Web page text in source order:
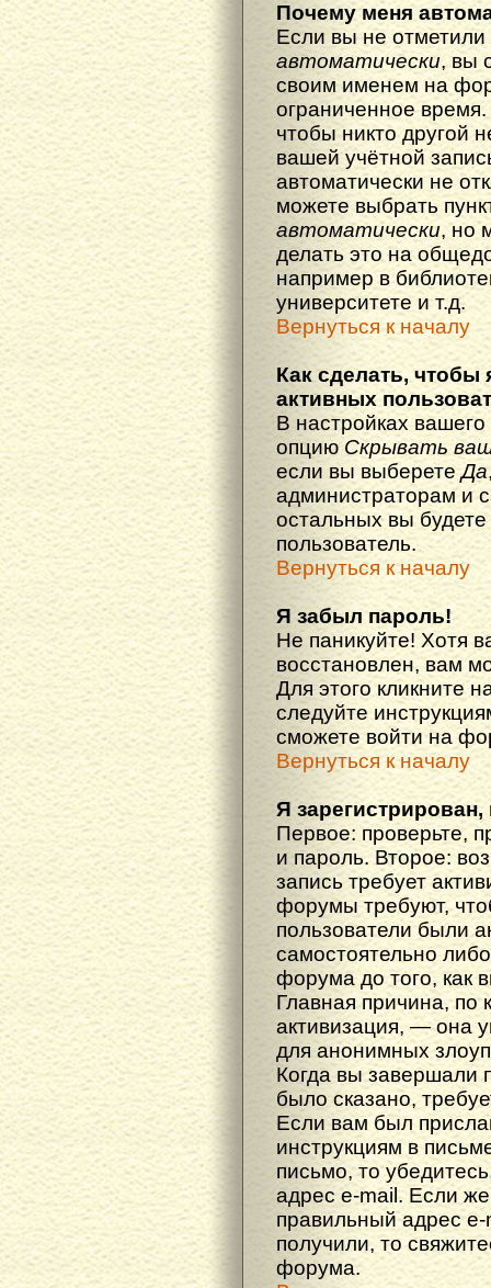
Почему меня
Если вы не отметили
автоматически, вы
своим именем на
ограниченное
чтобы никто другой
вашей учётной
автоматически не
можете выбрать
автоматически, но
делать это на
например в
университете и т.д.
Вернуться к началу
Как сделать, чтобы
активных
В настройках
опцию Скрывать
если вы выберетеДа
администраторам и
остальных вы
пользователь.
Вернуться к началу
Я забыл пароль!
Не паникуйте! Хотя
восстановлен, вам
Для этого кликните
следуйте
сможете войти на
Вернуться к началу
Я
Первое: проверьте,
и пароль. Второе:
запись требует
форумы требуют,
пользователи были
самостоятельно
форума до того, как
Главная причина, по
активизация, — она
для анонимных
Когда вы завершали
было сказано,
Если вам был
инструкциям в
письмо, то
адрес e-mail. Если
правильный адрес
получили, то
форума.